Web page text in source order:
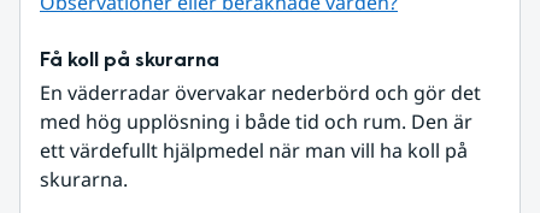
Få koll på skurarna
En väderradar övervakar nederbörd och gör det
med hög upplösning i både tid och rum. Den är
ett värdefullt hjälpmedel när man vill ha koll på
skurarna.